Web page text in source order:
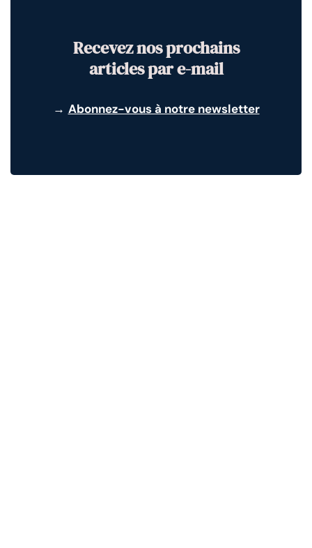
Recevez nos prochains
articles par e-mail
→ Abonnez-vous à notre newsletter